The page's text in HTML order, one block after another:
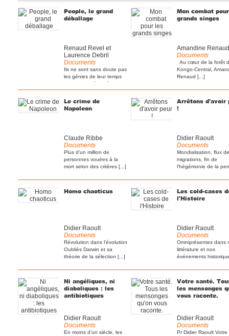
People, le grand
déballage
Renaud Revel et
Laurence Debril
Documents
Ils ne sont sans doute pas
les génies de leur temps
mais ils ont réussi à [...]
Mon combat
grands singes
Amandine Renaud
Documents
Au cœur de la forêt
Kongo-Central,
Renaud [...]
Le crime de
Napoleon
Claude Ribbe
Documents
Plus d'un million de
personnes vouées à la
mort selon des critères [...]
Arrêtons d'avoir
!
Didier Raoult
Documents
Mondialisation, flux de
migrations, fin de
l’hégémonie de la
Homo chaoticus
Didier Raoult
Documents
Révolution dans l'évolution
Oubliés Darwin et sa
théorie de la sélection [...]
Les cold-cases
l'Histoire
Didier Raoult
Documents
Omniprésentes dans
littérature et nos
événements
Ni angéliques, ni
diaboliques : les
antibiotiques
Didier Raoult
Documents
En moins d’un siècle, les
Votre santé.
les mensonges
vous raconte.
Didier Raoult
Documents
Pr Didier Raoult Votre